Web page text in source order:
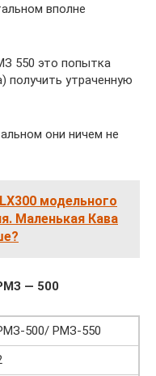
вполне
550 это попытка
получить утраченную
они ничем не
модельного
Маленькая Кава
— 500
500/ РМЗ-550